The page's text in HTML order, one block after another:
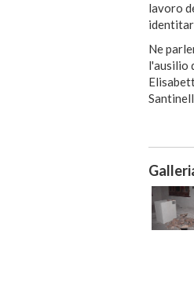
lavoro
Ne
l'ausilio